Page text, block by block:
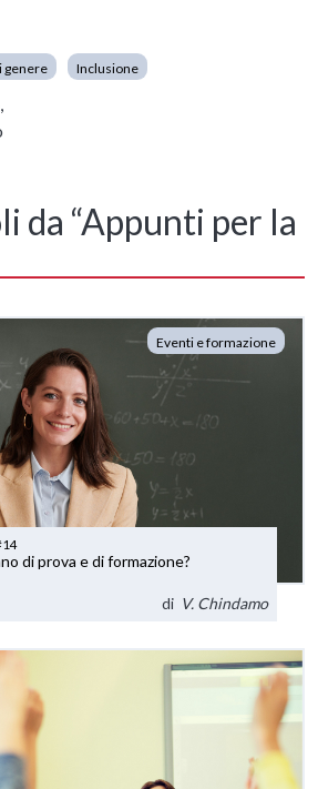
genere Inclusione
da “Appunti per la
Eventi e formazione
per la scuola #14
di prova e di formazione?
di V. Chindamo